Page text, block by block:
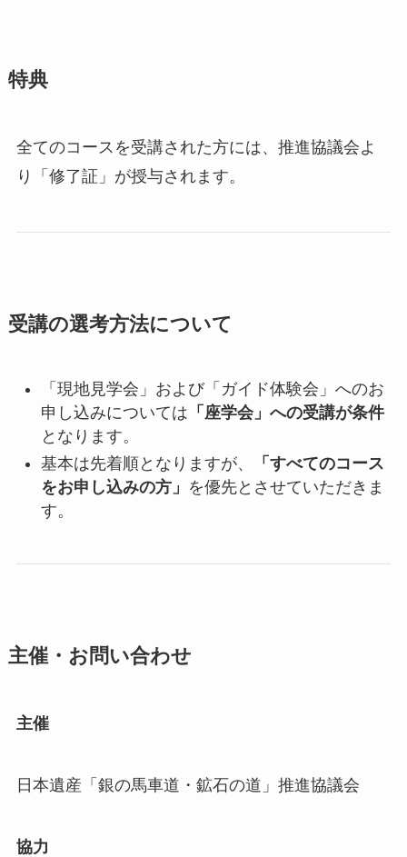
特典
全てのコースを受講された方には、推進協議会よ
り「修了証」が授与されます。
受講の選考方法について
「現地見学会」および「ガイド体験会」へのお
申し込みについては 「座学会」への受講が条件
となります。
基本は先着順となりますが、
「すべてのコース
をお申し込みの方」 を優先とさせていただきま
す。
主催・お問い合わせ
主催
日本遺産「銀の馬車道・鉱石の道」推進協議会
協力